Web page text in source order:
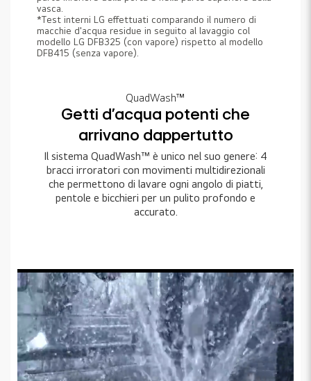
vasca.
*Test interni LG effettuati comparando il numero di
macchie d'acqua residue in seguito al lavaggio col
modello LG DFB325 (con vapore) rispetto al modello
DFB415 (senza vapore).
QuadWash™
Getti d'acqua potenti che
arrivano dappertutto
Il sistema QuadWash™ è unico nel suo genere: 4
bracci irroratori con movimenti multidirezionali
che permettono di lavare ogni angolo di piatti,
pentole e bicchieri per un pulito profondo e
accurato.